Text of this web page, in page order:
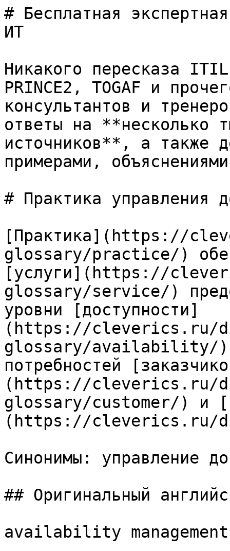
# Бесплатная
ИТ
Никакого пересказа
PRINCE2, TOGAF и
консультантов и
ответы на **несколько
источников**, а также
примерами,
# Практика управления
[Практика](https://
glossary/practice/)
[услуги](https://
glossary/service/)
уровни [доступности]
(https://cleverics.ru/
glossary/availability/)
потребностей
(https://cleverics.ru/
glossary/customer/) и
(https://cleverics.ru/
Синонимы: управление
## Оригинальный
availability